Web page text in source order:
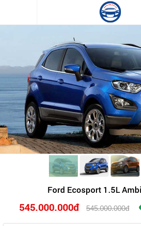
Ford Ecosport 1.5L
545.000.000đ 545.000.000đ